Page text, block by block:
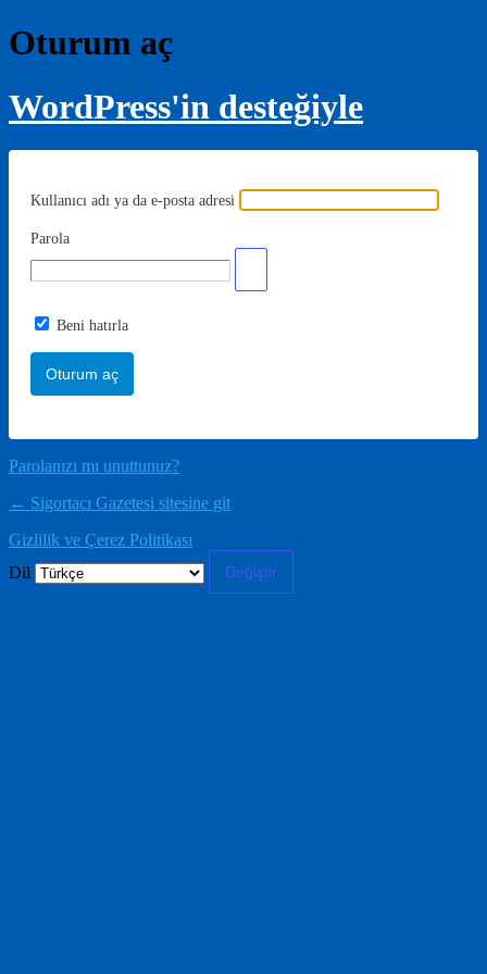
Oturum aç
WordPress'in desteğiyle
Kullanıcı adı ya da e-posta adresi
Parola
Beni hatırla
Parolanızı mı unuttunuz?
← Sigortacı Gazetesi sitesine git
Gizlilik ve Çerez Politikası
Dil